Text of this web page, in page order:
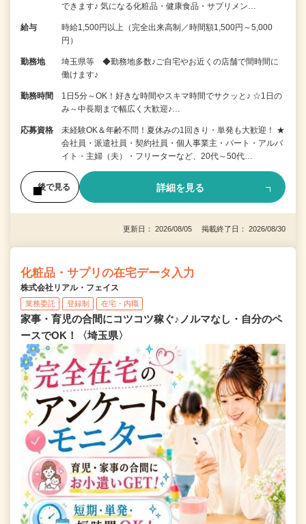
できます♪ 気になる化粧品・健康食品・サプリメン…
給与
時給1,500円以上（完全出来高制／時間額1,500円～5,000
円）
勤務地
埼玉県等 ◆勤務地多数♪ご自宅やお近くの店舗で間時間に
働けます♪
勤務時間
1日5分～OK！好きな時間やスキマ時間でサクッと♪ ☆1日の
み～中長期まで幅広く大歓迎♪…
応募資格
未経験OK＆年齢不問！夏休みの1回きり・単発も大歓迎！ ★
会社員・派遣社員・契約社員・個人事業主・パート・アルバ
イト・主婦（夫）・フリーターなど、20代～50代…
後で見る 詳細を見る
更新日： 2026/08/05 掲載終了日： 2026/08/30
化粧品・サプリの在宅データ入力
株式会社リアル・フェイス
業務委託 登録制 在宅・内職
家事・育児の合間にコツコツ稼ぐ♪ノルマなし・自分のペ
ースでOK！〈埼玉県〉